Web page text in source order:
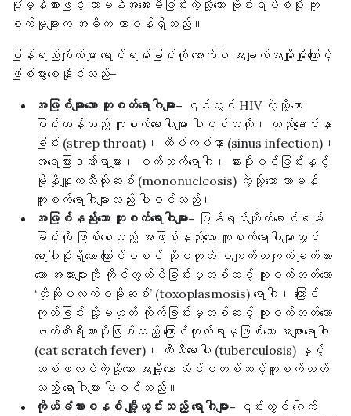
ပုံမှန်အားဖြင့် သာမန်အအေးမိခြင်းကဲ့သို့သော ဗိုင်းရပ်စ်ပိုး ကူး
စက်မှုများက အဓိက တာဝန်ရှိသည်။
ပြန်ရည်ကျိတ်များ ရောင်ရမ်းခြင်းကို အောက်ပါ အချက်အမျိုးမျိုးကြောင့်
ဖြစ်ပွားစေနိုင်သည်–
အဖြစ်များသော ကူးစက်ရောဂါများ– ၎င်းတွင် HIV ကဲ့သို့သော
ပြင်းထန်သည့် ကူးစက်ရောဂါများ ပါဝင်သလို၊ လည်ချောင်းနာ
ခြင်း (strep throat)၊ ထိပ်ကပ်နာ (sinus infection)၊
အရေပြားဒဏ်ရာများ၊ ဝက်သက်ရောဂါ၊ နားပိုးဝင်ခြင်းနှင့်
မိုနိုနျူကလီယိုးဆစ် (mononucleosis) ကဲ့သို့သော သာမန်
ကူးစက်ရောဂါများလည်း ပါဝင်သည်။
အဖြစ်နည်းသော ကူးစက်ရောဂါများ– ပြန်ရည်ကျိတ်ရောင်ရမ်း
ခြင်းကို ဖြစ်စေသည့် အဖြစ်နည်းသော ကူးစက်ရောဂါများတွင်
ရောဂါပိုးရှိသော ကြောင်မစင် သို့မဟုတ် မကျက်တကျက်ချက်ထား
သော အသားများကို ကိုင်တွယ်မိခြင်းမှတစ်ဆင့် ကူးစက်တတ်သော
‘တိုဆိုပလက်စမိုးဆစ်’ (toxoplasmosis) ရောဂါ၊ ကြောင်
ကုတ်ခြင်း သို့မဟုတ် ကိုက်ခြင်းမှတစ်ဆင့် ကူးစက်တတ်သော
ဗက်တီးရီးယားပိုးဖြစ်သည့် ကြောင်ကုတ်ရာမှဖြစ်သော အဖျားရောဂါ
(cat scratch fever)၊ တီဘီရောဂါ (tuberculosis) နှင့်
ဆစ်ဖလစ်ကဲ့သို့သော အချို့သော လိင်မှတစ်ဆင့်ကူးစက်တတ်
သည့် ရောဂါများ ပါဝင်သည်။
ကိုယ်ခံအားစနစ် ချို့ယွင်းသည့် ရောဂါများ– ၎င်းတွင် ဂေါက်